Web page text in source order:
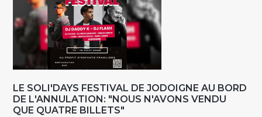
LE SOLI'DAYS FESTIVAL DE JODOIGNE AU BORD
DE L'ANNULATION: "NOUS N'AVONS VENDU
QUE QUATRE BILLETS"